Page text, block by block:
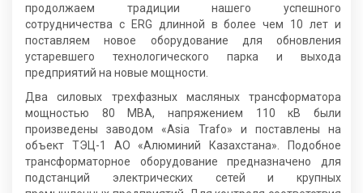
продолжаем традиции нашего успешного
сотрудничества с ERG длинной в более чем 10 лет и
поставляем новое оборудование для обновления
устаревшего технологического парка и выхода
предприятий на новые мощности.
Два силовых трехфазных масляных трансформатора
мощностью 80 МВА, напряжением 110 кВ были
произведены заводом «Asia Trafo» и поставлены на
объект ТЭЦ-1 АО «Алюминий Казахстана». Подобное
трансформаторное оборудование предназначено для
подстанций электрических сетей и крупных